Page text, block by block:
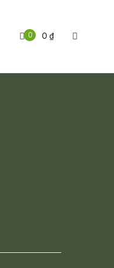
0 0 ₫